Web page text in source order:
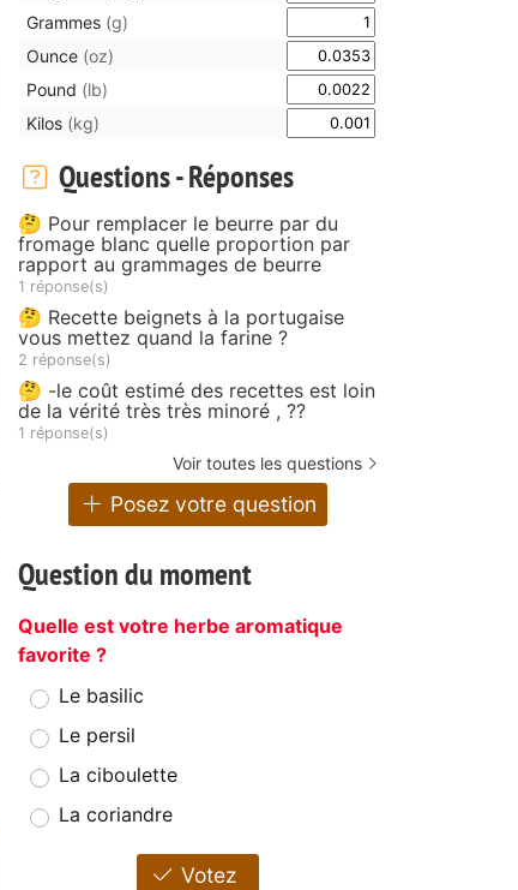
Grammes (g)
Ounce (oz)
Pound (lb)
Kilos (kg)
Questions - Réponses
🤔 Pour remplacer le beurre par du
fromage blanc quelle proportion par
rapport au grammages de beurre
1 réponse(s)
🤔 Recette beignets à la portugaise
vous mettez quand la farine ?
2 réponse(s)
🤔 -le coût estimé des recettes est loin
de la vérité très très minoré , ??
1 réponse(s)
Voir toutes les questions
Posez votre question
Question du moment
Quelle est votre herbe aromatique
favorite ?
Le basilic
Le persil
La ciboulette
La coriandre
Votez